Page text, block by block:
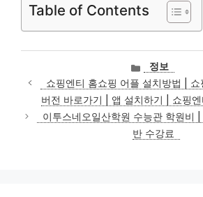
Table of Contents
카
테
고
리
정보
쇼핑엔티 홈쇼핑 어플 설치방법 |
버전 바로가기 | 앱 설치하기 | 쇼핑
이투스네오일산학원 수능관 학원비
반 수강료